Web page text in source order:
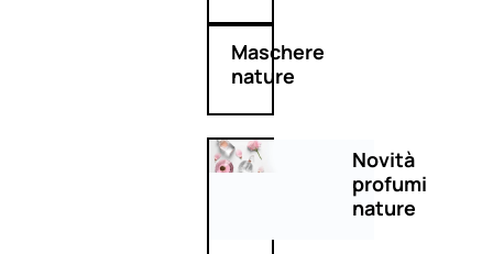
Maschere
nature
Novità
profumi
nature